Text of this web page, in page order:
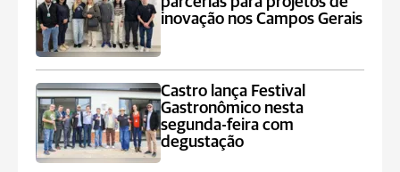
inovação nos Campos Gerais
Castro lança Festival
Gastronômico nesta
segunda-feira com
degustação